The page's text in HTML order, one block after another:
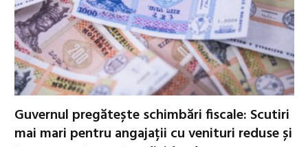
Guvernul pregătește schimbări fiscale: Scutiri
mai mari pentru angajații cu venituri reduse și